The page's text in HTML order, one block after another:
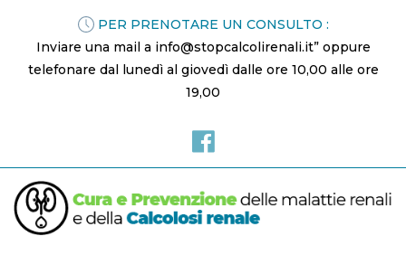
PER PRENOTARE UN CONSULTO :
Inviare una mail a info@stopcalcolirenali.it” oppure
telefonare dal lunedì al giovedì dalle ore 10,00 alle ore
19,00